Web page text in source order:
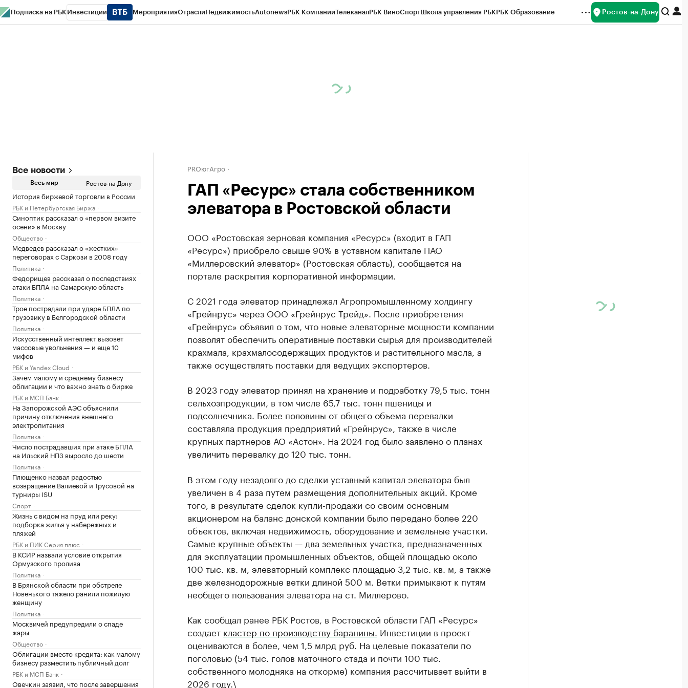
Подписка на РБК Инвестиции МероприятияОтраслиНедвижимостьAutonewsРБК КомпанииТелеканалРБК ВиноСпортШкола управления РБКРБК Образование Ростов-на-Дону
Все новости
Весь мир Ростов-на-Дону
История биржевой торговли в России
РБК и Петербургская Биржа
Синоптик рассказал о «первом визите
осени» в Москву
Общество
Медведев рассказал о «жестких»
переговорах с Саркози в 2008 году
Политика
Федорищев рассказал о последствиях
атаки БПЛА на Самарскую область
Политика
Трое пострадали при ударе БПЛА по
грузовику в Белгородской области
Политика
Искусственный интеллект вызовет
массовые увольнения — и еще 10
мифов
РБК и Yandex Cloud
Зачем малому и среднему бизнесу
облигации и что важно знать о бирже
РБК и МСП Банк
На Запорожской АЭС объяснили
причину отключения внешнего
электропитания
Политика
Число пострадавших при атаке БПЛА
на Ильский НПЗ выросло до шести
Политика
Плющенко назвал радостью
возвращение Валиевой и Трусовой на
турниры ISU
Спорт
Жизнь с видом на пруд или реку:
подборка жилья у набережных и
пляжей
РБК и ПИК Серия плюс
В КСИР назвали условие открытия
Ормузского пролива
Политика
В Брянской области при обстреле
Новенького тяжело ранили пожилую
женщину
Политика
Москвичей предупредили о спаде
жары
Общество
Облигации вместо кредита: как малому
бизнесу разместить публичный долг
РБК и МСП Банк
Овечкин заявил, что после завершения
PROюгАгро
ГАП «Ресурс» стала собственником
элеватора в Ростовской области
ООО «Ростовская зерновая компания «Ресурс» (входит в ГАП
«Ресурс») приобрело свыше 90% в уставном капитале ПАО
«Миллеровский элеватор» (Ростовская область), сообщается на
портале раскрытия корпоративной информации.
С 2021 года элеватор принадлежал Агропромышленному холдингу
«Грейнрус» через ООО «Грейнрус Трейд». После приобретения
«Грейнрус» объявил о том, что новые элеваторные мощности компании
позволят обеспечить оперативные поставки сырья для производителей
крахмала, крахмалосодержащих продуктов и растительного масла, а
также осуществлять поставки для ведущих экспортеров.
В 2023 году элеватор принял на хранение и подработку 79,5 тыс. тонн
сельхозпродукции, в том числе 65,7 тыс. тонн пшеницы и
подсолнечника. Более половины от общего объема перевалки
составляла продукция предприятий «Грейнрус», также в числе
крупных партнеров АО «Астон». На 2024 год было заявлено о планах
увеличить перевалку до 120 тыс. тонн.
В этом году незадолго до сделки уставный капитал элеватора был
увеличен в 4 раза путем размещения дополнительных акций. Кроме
того, в результате сделок купли-продажи со своим основным
акционером на баланс донской компании было передано более 220
объектов, включая недвижимость, оборудование и земельные участки.
Самые крупные объекты — два земельных участка, предназначенных
для эксплуатации промышленных объектов, общей площадью около
100 тыс. кв. м, элеваторный комплекс площадью 3,2 тыс. кв. м, а также
две железнодорожные ветки длиной 500 м. Ветки примыкают к путям
необщего пользования элеватора на ст. Миллерово.
Как сообщал ранее РБК Ростов, в Ростовской области ГАП «Ресурс»
создает кластер по производству баранины. Инвестиции в проект
оцениваются в более, чем 1,5 млрд руб. На целевые показатели по
поголовью (54 тыс. голов маточного стада и почти 100 тыс.
собственного молодняка на откорме) компания рассчитывает выйти в
2026 году.\